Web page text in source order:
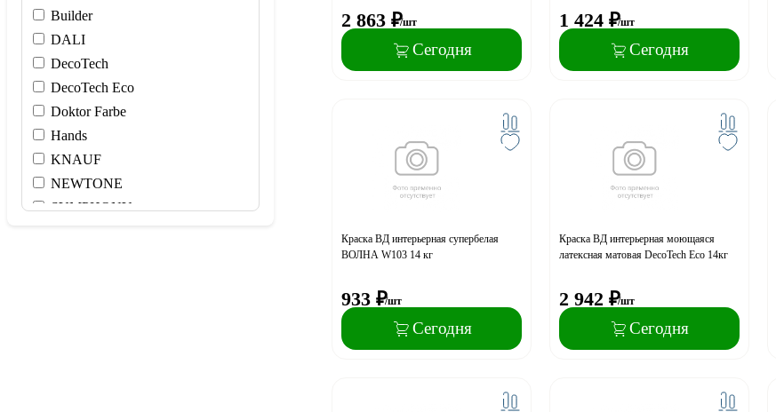
Builder
DALI
DecoTech
DecoTech Eco
Doktor Farbe
Hands
KNAUF
NEWTONE
SYMPHONY
2 863 ₽/шт
Сегодня
1 424 ₽/шт
Сегодня
Краска ВД интерьерная супербелая
ВОЛНА W103 14 кг
933 ₽/шт
Сегодня
Краска ВД интерьерная моющаяся
латексная матовая DecoTech Eco 14кг
2 942 ₽/шт
Сегодня